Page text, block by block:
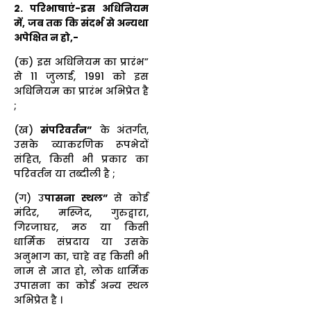
2. परिभाषाएं-इस अधिनियम
में, जब तक कि संदर्भ से अन्यथा
अपेक्षित न हो,-
(क) इस अधिनियम का प्रारंभ”
से 11 जुलाई, 1991 को इस
अधिनियम का प्रारंभ अभिप्रेत है
;
(ख)संपरिवर्तन” के अंतर्गत,
उसके व्याकरणिक रूपभेदों
संहित, किसी भी प्रकार का
परिवर्तन या तब्दीली है ;
(ग) उपासना स्थल”से कोई
मंदिर, मस्जिद, गुरुद्वारा,
गिरजाघर, मठ या किसी
धार्मिक संप्रदाय या उसके
अनुभाग का, चाहे वह किसी भी
नाम से ज्ञात हो, लोक धार्मिक
उपासना का कोई अन्य स्थल
अभिप्रेत है ।